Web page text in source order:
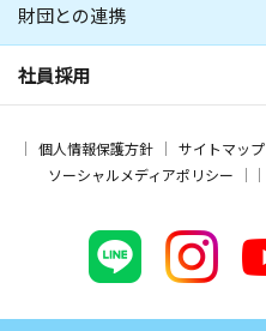
財団との連携
社員採用
個人情報保護方針 サイトマップ
ソーシャルメディアポリシー